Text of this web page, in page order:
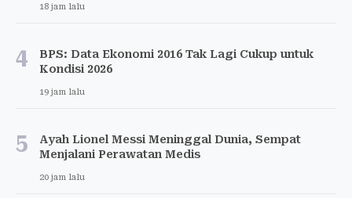
18 jam lalu
4
BPS: Data Ekonomi 2016 Tak Lagi Cukup untuk
Kondisi 2026
19 jam lalu
5
Ayah Lionel Messi Meninggal Dunia, Sempat
Menjalani Perawatan Medis
20 jam lalu